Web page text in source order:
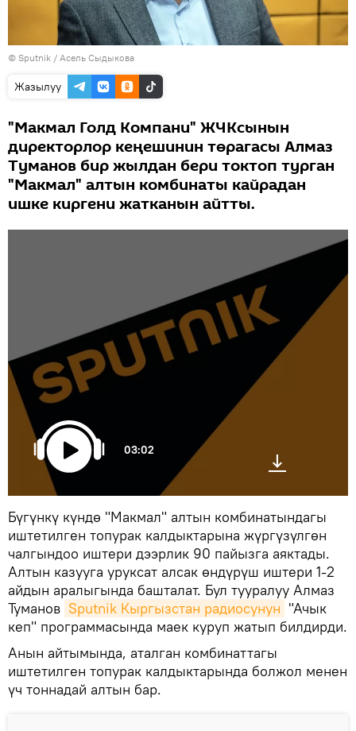
© Sputnik / Асель Сыдыкова
Жазылуу
"Макмал Голд Компани" ЖЧКсынын
директорлор кеңешинин төрагасы Алмаз
Туманов бир жылдан бери токтоп турган
"Макмал" алтын комбинаты кайрадан
ишке киргени жатканын айтты.
03:02
Бүгүнкү күндө "Макмал" алтын комбинатындагы
иштетилген топурак калдыктарына жүргүзүлгөн
чалгындоо иштери дээрлик 90 пайызга аяктады.
Алтын казууга уруксат алсак өндүрүш иштери 1-2
айдын аралыгында башталат. Бул тууралуу Алмаз
Туманов Sputnik Кыргызстан радиосунун "Ачык
кеп" программасында маек куруп жатып билдирди.
Анын айтымында, аталган комбинаттагы
иштетилген топурак калдыктарында болжол менен
үч тоннадай алтын бар.